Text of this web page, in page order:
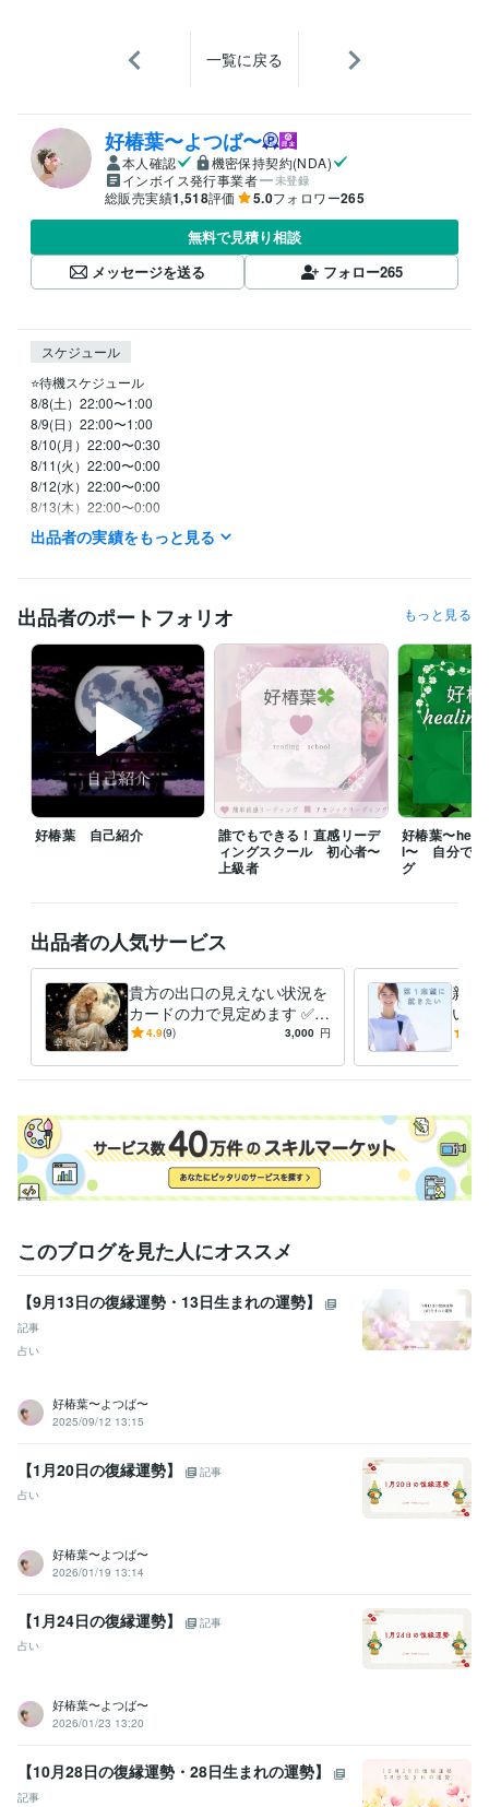
一覧に戻る
好椿葉〜よつば〜
本人確認
機密保持契約(NDA)
インボイス発行事業者
未登録
総販売実績1,518評価 5.0フォロワー265
無料で見積り相談
メッセージを送る
フォロー265
スケジュール
⭐️待機スケジュール
8/8(土）22:00〜1:00
8/9(日）22:00〜1:00
8/10(月）22:00〜0:30
8/11(火）22:00〜0:00
8/12(水）22:00〜0:00
8/13(木）22:00〜0:00
8/７(金）22:00〜1:30
※待機開始時間は前後することがあります。
⭐️メッセージいただけたら優先いたします
⭐️平日は、基本的に
２２：００以降からの待機です
⭐️土日祝は、イレギュラーに対応です
⭐️待機中はお問い合わせなくお電話可能です！
⭐️チャットは基本的に回数での
カウントとさせていただきます。
⭐️待機中でなくてもメッセージにて
調整可能な場合はありますが、
平日は夜のみ対応となります。
⭐️待機中でも内容によっては、
ご了承くださいませ♡
⭐︎お一人お一人の
「心」に寄り添って
精一杯対応させていただきます♡
⭐︎その他
・ご予約の場合はできる限り日時の調整を
しますので、お気軽にご相談ください。
それでは、心より
経験職種
医療・介護 / 看護師 経験年数 : 45年
基礎疾患に精神疾患を抱えている方の膠原病看護について 在宅看護
資格・検定
Word:10年
その他ツール
傾聴力:29年恋愛におけるコミュニケーションスキル:9年
心の健康のサポート:29年恋愛カウンセリング:9年
霊視・霊感・霊聴:9年
オラクルカード占い師:9年
守護霊リーディング:9年
遠隔透視:9年各種ヒーリング・エーテルコードカッティング:9年
青龍鑑定:9年浄化・結界:9年
人材採用:9年
出品者の実績をもっと見る
出品者のポートフォリオ もっと見る
好椿葉 自己紹介
誰でもできる！直感リーデ
ィングスクール 初心者〜
上級者
好椿葉〜
l〜 自分で簡
グ
出品者の人気サービス
貴方の出口の見えない状況を
カードの力で見定めます ✅ア
カシックレコードとオラクル
す！
4.9(9) 3,000 円
新人
いろ
用担
このブログを見た人にオススメ
【9月13日の復縁運勢・13日生まれの運勢】
記事
占い
好椿葉〜よつば〜
2025/09/12 13:15
【1月20日の復縁運勢】
記事
占い
好椿葉〜よつば〜
2026/01/19 13:14
【1月24日の復縁運勢】
記事
占い
好椿葉〜よつば〜
2026/01/23 13:20
【10月28日の復縁運勢・28日生まれの運勢】
記事